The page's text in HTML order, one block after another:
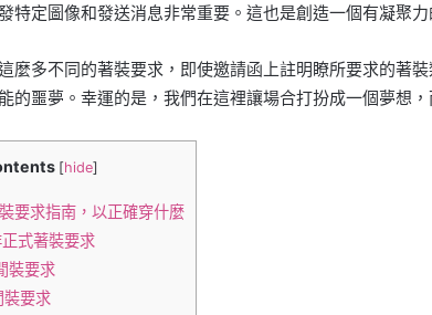
特定圖像和發送消息非常重要。這也是創造一個有凝聚
麼多不同的著裝要求，即使邀請函上註明瞭所要求的著
的噩夢。幸運的是，我們在這裡讓場合打扮成一個夢想，
[hide]
要求指南，以正確穿什麼
式著裝要求
裝要求
裝要求